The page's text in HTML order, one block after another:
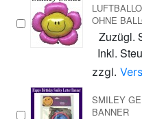
OHNE
Zuzügl.
Inkl.
zzgl.
SMILEY
BANNER